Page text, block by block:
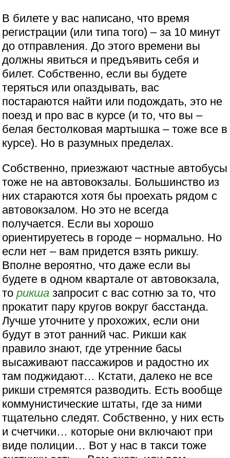
В билете у вас написано, что время
регистрации (или типа того) – за 10 минут
до отправления. До этого времени вы
должны явиться и предъявить себя и
билет. Собственно, если вы будете
теряться или опаздывать, вас
постараются найти или подождать, это не
поезд и про вас в курсе (и то, что вы –
белая бестолковая мартышка – тоже все в
курсе). Но в разумных пределах.
Собственно, приезжают частные автобусы
тоже не на автовокзалы. Большинство из
них стараются хотя бы проехать рядом с
автовокзалом. Но это не всегда
получается. Если вы хорошо
ориентируетесь в городе – нормально. Но
если нет – вам придется взять рикшу.
Вполне вероятно, что даже если вы
будете в одном квартале от автовокзала,
торикша запросит с вас сотню за то, что
прокатит пару кругов вокруг басстанда.
Лучше уточните у прохожих, если они
будут в этот ранний час. Рикши как
правило знают, где утренние басы
высаживают пассажиров и радостно их
там поджидают… Кстати, далеко не все
рикши стремятся разводить. Есть вообще
коммунистические штаты, где за ними
тщательно следят. Собственно, у них есть
и счетчики… которые они включают при
виде полиции… Вот у нас в такси тоже